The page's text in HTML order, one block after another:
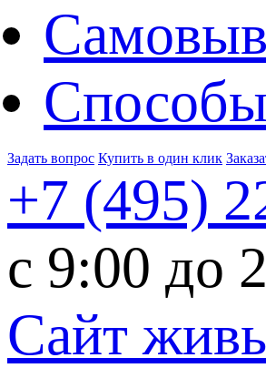
Задать вопрос Купить в один клик
+7 (495)
c 9:00 до
Сайт